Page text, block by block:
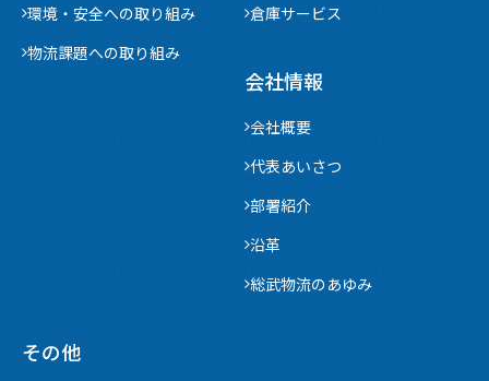
環境・安全への取り組み
物流課題への取り組み
倉庫サービス
会社情報
会社概要
代表あいさつ
部署紹介
沿革
総武物流のあゆみ
その他